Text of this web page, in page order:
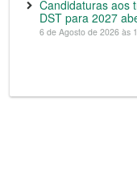
Candidaturas aos
DST para 2027
6 de Agosto de 2026 às